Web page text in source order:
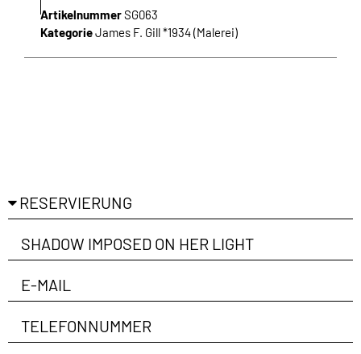
ArtikelnummerSG063
KategorieJames F. Gill *1934 (Malerei)